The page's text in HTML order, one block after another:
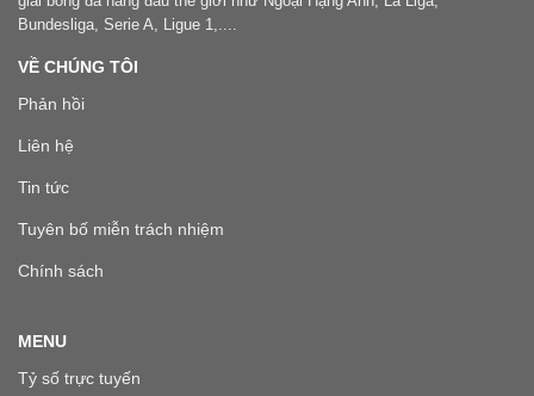
Bundesliga, Serie A, Ligue 1,....
VỀ CHÚNG TÔI
Phản hồi
Liên hệ
Tin tức
Tuyên bố miễn trách nhiệm
Chính sách
MENU
Tỷ số trực tuyến